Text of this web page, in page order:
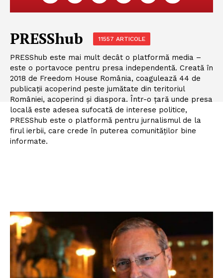
PRESShub 11557 ARTICOLE
PRESShub este mai mult decât o platformă media –
este o portavoce pentru presa independentă. Creată în
2018 de Freedom House România, coagulează 44 de
publicații acoperind peste jumătate din teritoriul
României, acoperind și diaspora. Într-o țară unde presa
locală este adesea sufocată de interese politice,
PRESShub este o platformă pentru jurnalismul de la
firul ierbii, care crede în puterea comunităților bine
informate.